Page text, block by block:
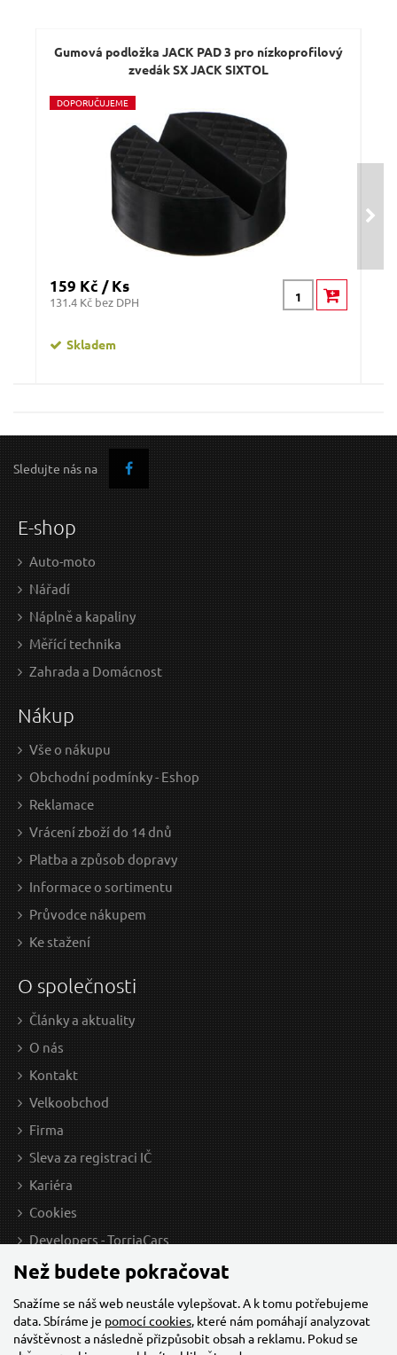
Gumová podložka JACK PAD 3 pro nízkoprofilový
zvedák SX JACK SIXTOL
DOPORUČUJEME
159 Kč / Ks
131.4 Kč bez DPH
Skladem
131.4 Kč bez DPH
Skladem
159 Kč / Ks
131.4 Kč bez DPH
Gumová podložka JACK PAD 1 pro nízkoprofilový
Sledujte nás na
E-shop
Auto-moto
Nářadí
Náplně a kapaliny
Měřící technika
Zahrada a Domácnost
Nákup
Vše o nákupu
Obchodní podmínky - Eshop
Reklamace
Vrácení zboží do 14 dnů
Platba a způsob dopravy
Informace o sortimentu
Průvodce nákupem
Ke stažení
O společnosti
Články a aktuality
O nás
Kontakt
Velkoobchod
Firma
Sleva za registraci IČ
Kariéra
Cookies
Developers - TorriaCars
Než budete pokračovat
Snažíme se náš web neustále vylepšovat. A k tomu potřebujeme
data. Sbíráme je pomocí cookies, které nám pomáhají analyzovat
návštěvnost a následně přizpůsobit obsah a reklamu. Pokud se